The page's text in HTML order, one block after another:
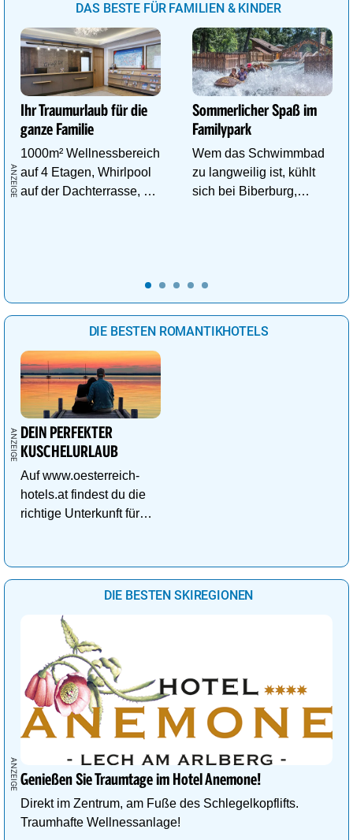
DAS BESTE FÜR FAMILIEN & KINDER
Ihr Traumurlaub für die
ganze Familie
1000m² Wellnessbereich
auf 4 Etagen, Whirlpool
auf der Dachterrasse, 4
Sommerlicher Spaß im
Familypark
Wem das Schwimmbad
zu langweilig ist, kühlt
sich bei Biberburg,
DIE BESTEN ROMANTIKHOTELS
DEIN PERFEKTER
KUSCHELURLAUB
Auf www.oesterreich-
hotels.at findest du die
richtige Unterkunft für
DIE BESTEN SKIREGIONEN
Genießen Sie Traumtage im Hotel Anemone!
Direkt im Zentrum, am Fuße des Schlegelkopflifts.
Traumhafte Wellnessanlage!